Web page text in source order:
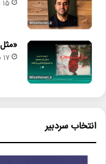
15 ساعت پیش
17 ساعت پیش
انتخاب سردبیر